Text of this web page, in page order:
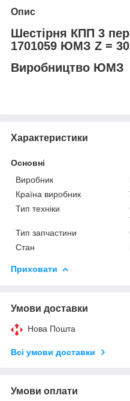
Опис
Шестірня КПП 3
1701059 ЮМЗ Z = 30
Виробництво ЮМЗ
Характеристики
Основні
Виробник
Країна виробник
Тип техніки
Тип запчастини
Стан
Приховати
Умови доставки
Нова Пошта
Всі умови доставки
Умови оплати